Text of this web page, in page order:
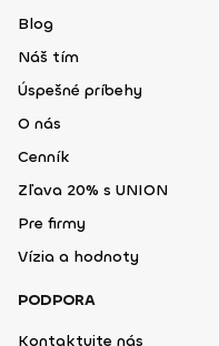
Blog
Náš tím
Úspešné príbehy
O nás
Cenník
Zľava 20% s UNION
Pre firmy
Vízia a hodnoty
PODPORA
Kontaktujte nás